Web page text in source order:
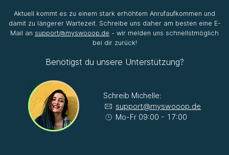
Aktuell kommt es zu einem stark erhöhtem Anrufaufkommen und
damit zu längerer Wartezeit. Schreibe uns daher am besten eine E-
Mail an support@myswooop.de - wir melden uns schnellstmöglich
bei dir zurück!
Benötigst du unsere Unterstützung?
Schreib Michelle:
support@myswooop.de
Mo-Fr 09:00 - 17:00